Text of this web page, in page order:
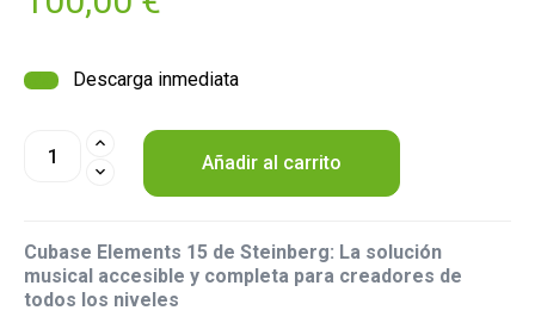
Descarga inmediata
Añadir al carrito
Cubase Elements 15 de Steinberg: La solución
musical accesible y completa para creadores de
todos los niveles